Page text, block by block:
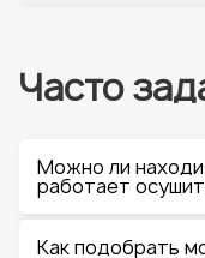
Часто
Можно ли
работает
Как подобрать